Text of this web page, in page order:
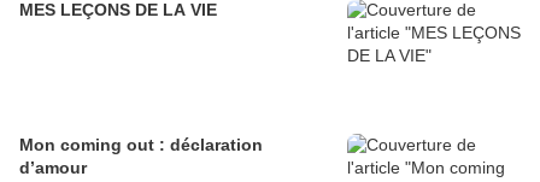
MES LEÇONS DE LA VIE
Mon coming out : déclaration
d’amour